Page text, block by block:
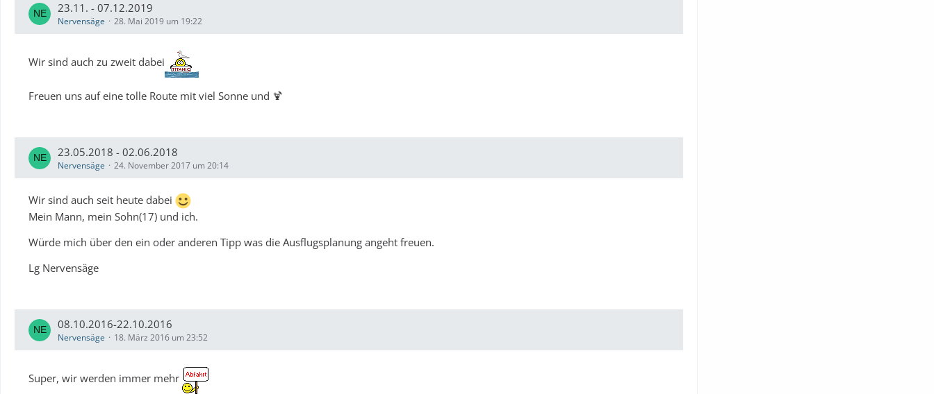
23.11. - 07.12.2019
Nervensäge 28. Mai 2019 um 19:22
Wir sind auch zu zweit dabei
Freuen uns auf eine tolle Route mit viel Sonne und 🍹
23.05.2018 - 02.06.2018
Nervensäge 24. November 2017 um 20:14
Wir sind auch seit heute dabei
Mein Mann, mein Sohn(17) und ich.
Würde mich über den ein oder anderen Tipp was die Ausflugsplanung angeht freuen.
Lg Nervensäge
08.10.2016-22.10.2016
Nervensäge 18. März 2016 um 23:52
Super, wir werden immer mehr